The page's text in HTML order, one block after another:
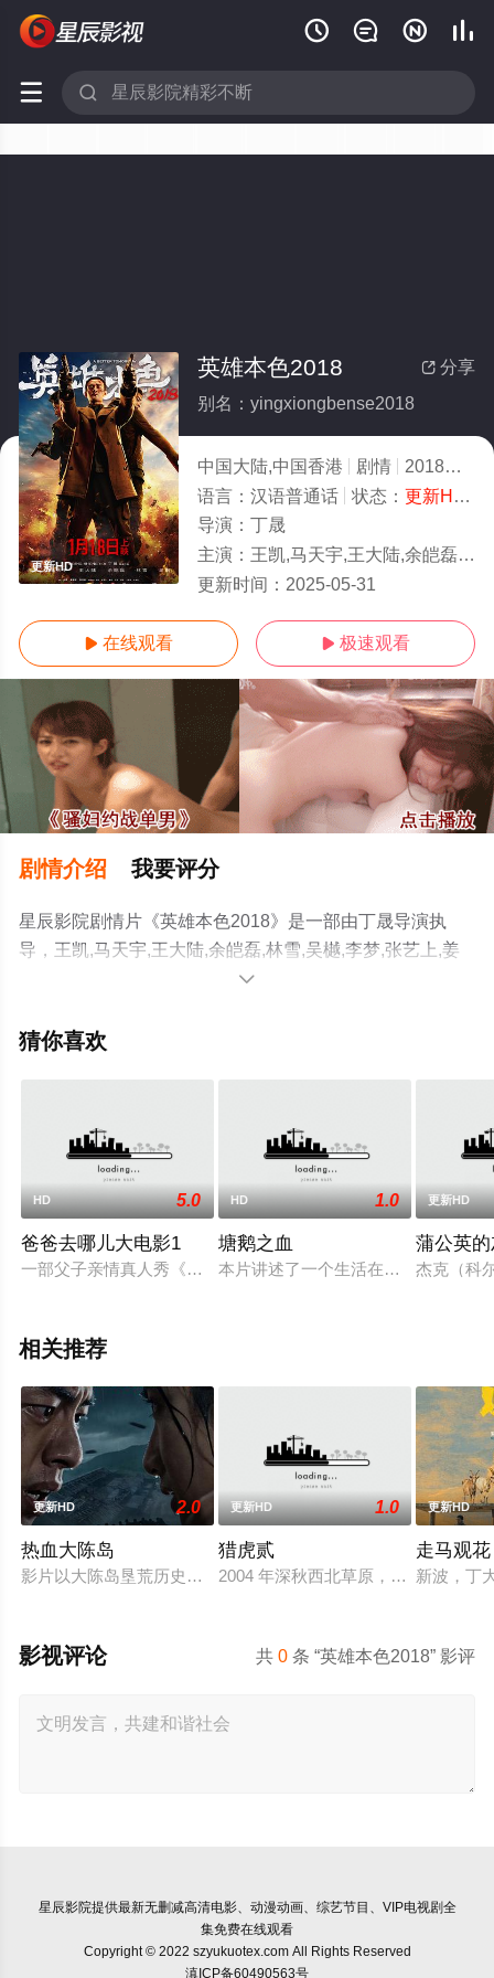
   
 
更新HD
 分享
英雄本色2018
别名：yingxiongbense2018
中国大陆,中国香港 剧情 2018
2.0
语言： 汉语普通话 状态： 更新HD/高清
导演： 丁晟
主演： 王凯,马天宇,王大陆,余皑磊,林雪,吴樾,李梦,张艺上,姜珮瑶,李岷城,宁浩,韩寒,丁晟,曾志伟
更新时间： 2025-05-31
 在线观看  极速观看
剧情介绍 我要评分
星辰影院剧情片《英雄本色2018》是一部由丁晟导演执
导，王凯,马天宇,王大陆,余皑磊,林雪,吴樾,李梦,张艺上,姜
珮瑶,李岷城,宁浩,韩寒,丁晟,曾志伟等明星演员精彩演绎的
电影大全就上星辰影视，更多相关信息可移步至豆瓣电

猜你喜欢
HD 5.0
爸爸去哪儿大电影1
一部父子亲情真人秀《爸爸去哪儿》，在中国掀起收视狂潮和广
HD 1.0
塘鹅之血
本片讲述了一个生活在伦敦的有趣年
更新HD
蒲公英
杰克（科
相关推荐
更新HD 2.0
热血大陈岛
影片以大陈岛垦荒历史为创作底色，在尊重历史真实性的前提下
更新HD 1.0
猎虎贰
2004 年深秋西北草原，假交警截停
更新HD
走马观花
新波，丁
共0 条 “英雄本色2018” 影评
影视评论
星辰影院提供最新无删减高清电影、动漫动画、综艺节目、VIP电视剧全
集免费在线观看
Copyright © 2022 szyukuotex.com All Rights Reserved
滇ICP备60490563号